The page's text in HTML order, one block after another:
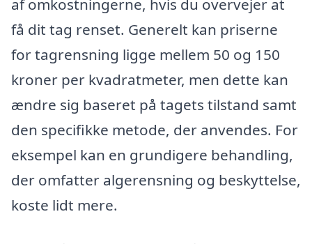
af omkostningerne, hvis du overvejer at
få dit tag renset. Generelt kan priserne
for tagrensning ligge mellem 50 og 150
kroner per kvadratmeter, men dette kan
ændre sig baseret på tagets tilstand samt
den specifikke metode, der anvendes. For
eksempel kan en grundigere behandling,
der omfatter algerensning og beskyttelse,
koste lidt mere.